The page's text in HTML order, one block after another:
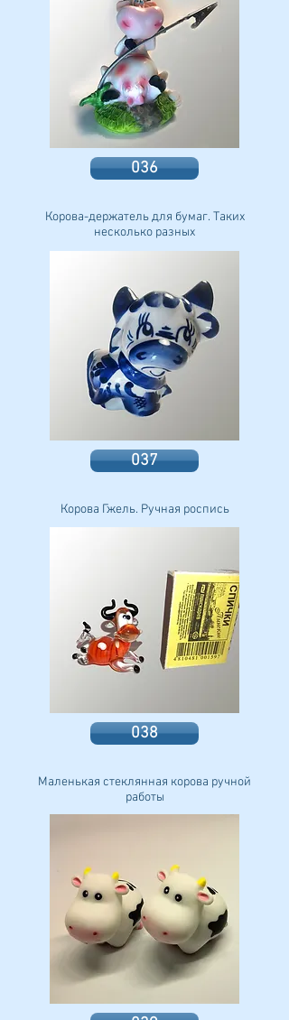
036
Корова-держатель для бумаг. Таких
несколько разных
037
Корова Гжель. Ручная роспись
038
Маленькая стеклянная корова ручной
работы